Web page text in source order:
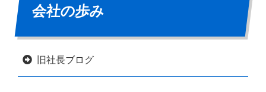
会社の歩み
旧社長ブログ